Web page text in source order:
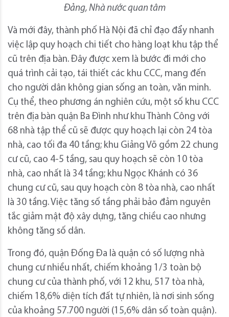
Đảng, Nhà nước quan tâm
Và mới đây, thành phố Hà Nội đã chỉ đạo đẩy nhanh
việc lập quy hoạch chi tiết cho hàng loạt khu tập thể
cũ trên địa bàn. Đây được xem là bước đi mới cho
quá trình cải tạo, tái thiết các khu CCC, mang đến
cho người dân không gian sống an toàn, văn minh.
Cụ thể, theo phương án nghiên cứu, một số khu CCC
trên địa bàn quận Ba Đình như khu Thành Công với
68 nhà tập thể cũ sẽ được quy hoạch lại còn 24 tòa
nhà, cao tối đa 40 tầng; khu Giảng Võ gồm 22 chung
cư cũ, cao 4-5 tầng, sau quy hoạch sẽ còn 10 tòa
nhà, cao nhất là 34 tầng; khu Ngọc Khánh có 36
chung cư cũ, sau quy hoạch còn 8 tòa nhà, cao nhất
là 30 tầng. Việc tăng số tầng phải bảo đảm nguyên
tắc giảm mật độ xây dựng, tăng chiều cao nhưng
không tăng số dân.
Trong đó, quận Đống Đa là quận có số lượng nhà
chung cư nhiều nhất, chiếm khoảng 1/3 toàn bộ
chung cư của thành phố, với 12 khu, 517 tòa nhà,
chiếm 18,6% diện tích đất tự nhiên, là nơi sinh sống
của khoảng 57.700 người (15,6% dân số toàn quận).